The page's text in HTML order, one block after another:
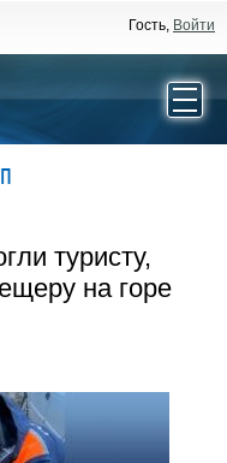
Гость, Войти
туристу,
на горе